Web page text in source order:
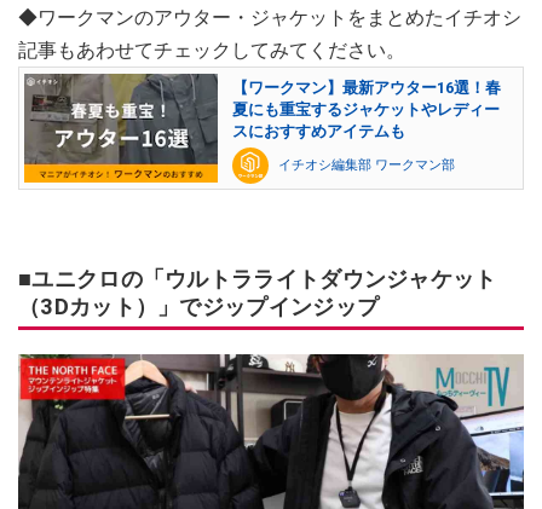
◆ワークマンのアウター・ジャケットをまとめたイチオシ
記事もあわせてチェックしてみてください。
【ワークマン】最新アウター16選！春
夏にも重宝するジャケットやレディー
スにおすすめアイテムも
イチオシ編集部 ワークマン部
■ユニクロの「ウルトラライトダウンジャケット
（3Dカット）」でジップインジップ